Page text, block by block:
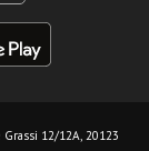
12/12A, 20123